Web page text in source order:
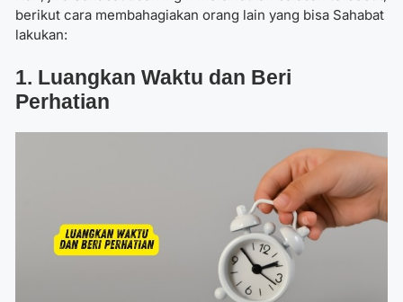
berikut cara membahagiakan orang lain yang bisa Sahabat
lakukan:
1. Luangkan Waktu dan Beri
Perhatian